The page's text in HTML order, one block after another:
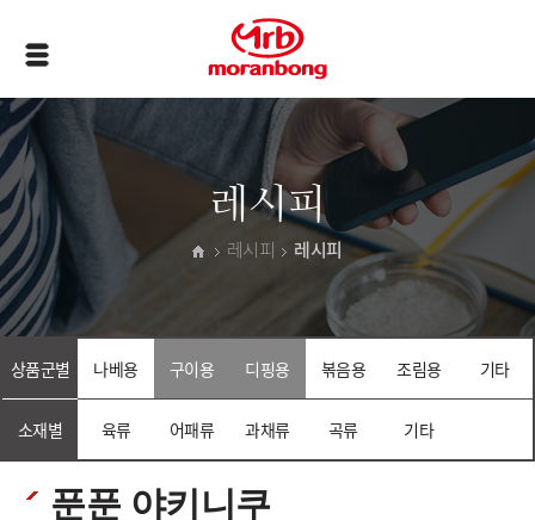
레시피
레시피 레시피
상품군별 나베용 구이용 디핑용 볶음용 조림용 기타
소재별 육류 어패류 과채류 곡류 기타
푼푼 야키니쿠